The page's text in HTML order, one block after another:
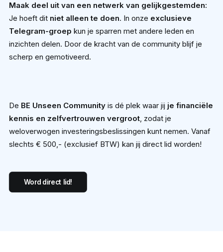
Maak deel uit van een netwerk van gelijkgestemden:
Je hoeft dit niet alleen te doen. In onze exclusieve
Telegram-groep kun je sparren met andere leden en
inzichten delen. Door de kracht van de community blijf je
scherp en gemotiveerd.
De BE Unseen Community is dé plek waar jij je financiële
kennis en zelfvertrouwen vergroot, zodat je
weloverwogen investeringsbeslissingen kunt nemen. Vanaf
slechts € 500,- (exclusief BTW) kan jij direct lid worden!
Word direct lid!